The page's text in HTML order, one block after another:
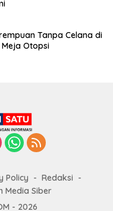
Tanpa Celana di
Otopsi
Policy
Redaksi
Media Siber
- 2026